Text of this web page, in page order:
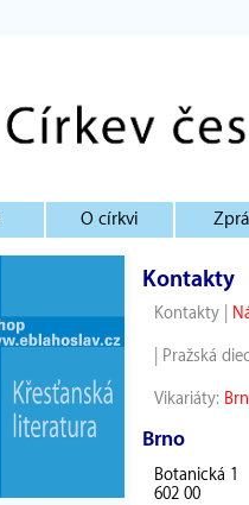
O církvi
Kontakty
Kontakty
Pražská
Vikariáty:
Brno
Botanická 1
602 00